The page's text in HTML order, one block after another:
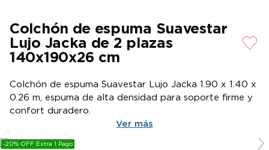
Colchón de espuma Suavestar
Lujo Jacka de 2 plazas
140x190x26 cm
Colchón de espuma Suavestar Lujo Jacka 1.90 x 1.40 x
0.26 m, espuma de alta densidad para soporte firme y
confort duradero.
Ver más
-20% OFF Extra 1 Pago
4.
lavarropas
5.
colchones
7.
moto
8.
aire acondicionado